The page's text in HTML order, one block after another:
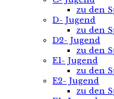
zu den
D- Jugend
zu den
D2- Jugend
zu den
E1- Jugend
zu den
E2- Jugend
zu den